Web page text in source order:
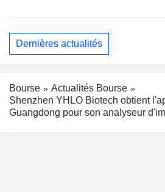
Dernières actualités
Bourse
Actualités Bourse
Shenzhen YHLO Biotech obtient
Guangdong pour son analyseur